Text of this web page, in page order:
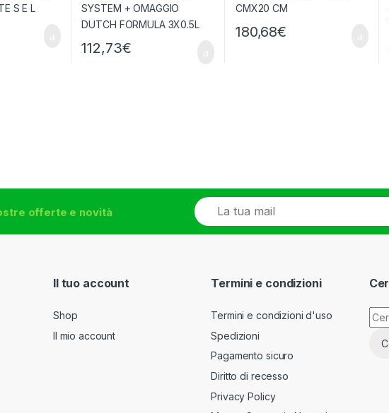
112,73€
180,68€
offerte e novità
E
m
a
Il tuo account
Shop
Il mio account
Termini e condizioni
Termini e condizioni d'uso
Spedizioni
Pagamento sicuro
Diritto di recesso
Privacy Policy